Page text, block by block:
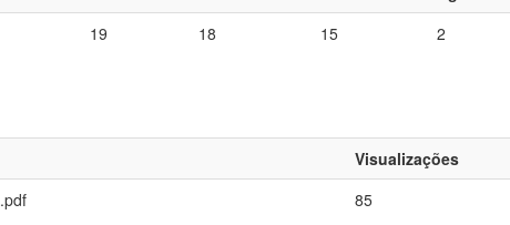
19 18 15 2
Visualizações
85